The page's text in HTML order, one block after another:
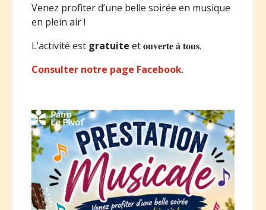
Venez profiter d’une belle soirée en musique
en plein air !
L’activité est gratuite et 𝐨𝐮𝐯𝐞𝐫𝐭𝐞 𝐚̀ 𝐭𝐨𝐮𝐬.
Consulter notre page Facebook.